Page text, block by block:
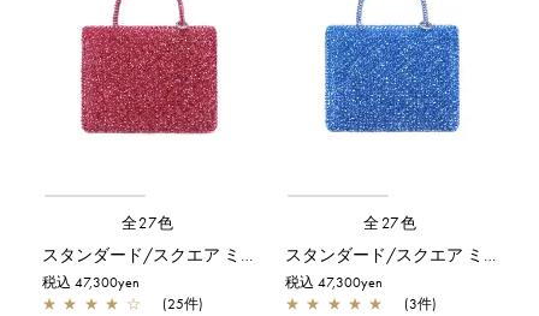
全27色
スタンダード/スクエア ミディアム(Dリング付き)/フクシアピンク
税込 47,300yen
★ ★ ★ ★ ☆ (25件)
全27色
スタンダード/スクエア ミディアム(Dリング付き)/シャンパンブルー
税込 47,300yen
★ ★ ★ ★ ★ (3件)